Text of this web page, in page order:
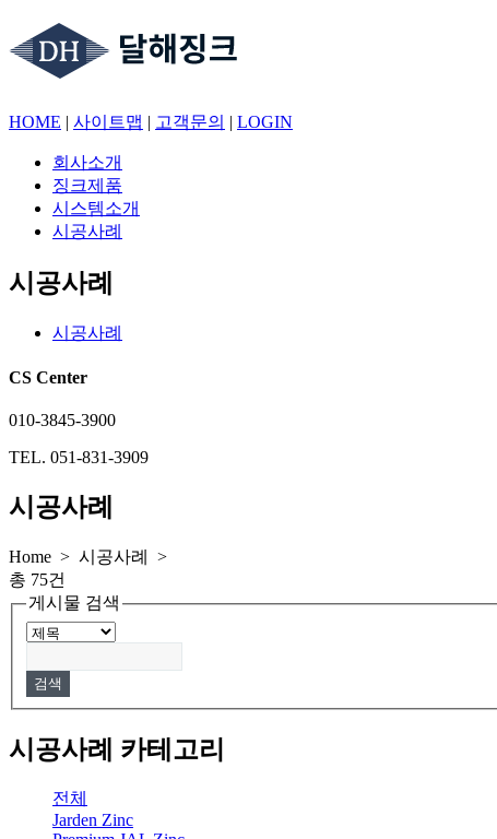
HOME | 사이트맵 | 고객문의 | LOGIN
회사소개
징크제품
시스템소개
시공사례
시공사례
시공사례
CS Center
010-3845-3900
TEL. 051-831-3909
시공사례
Home > 시공사례 >
총 75건
게시물 검색
시공사례 카테고리
전체
Jarden Zinc